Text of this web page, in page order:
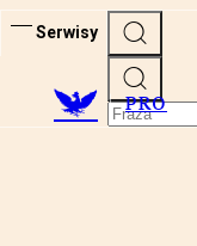
Serwisy
PRO